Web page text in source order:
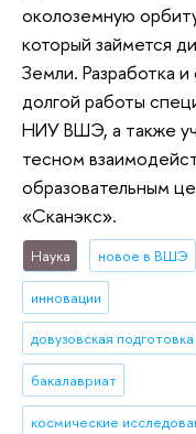
околоземную
который займется
Земли. Разработка
долгой работы
НИУ ВШЭ, а также
тесном
образовательным
«Сканэкс».
Наука новое в ВШЭ
инновации
довузовская подготовка
бакалавриат
космические